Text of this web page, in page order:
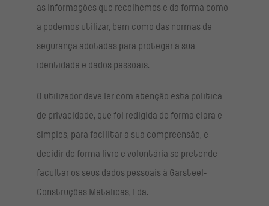
as informações que recolhemos e da forma como
a podemos utilizar, bem como das normas de
segurança adotadas para proteger a sua
identidade e dados pessoais.
O utilizador deve ler com atenção esta política
de privacidade, que foi redigida de forma clara e
simples, para facilitar a sua compreensão, e
decidir de forma livre e voluntária se pretende
facultar os seus dados pessoais à Garsteel-
Construções Metalicas, Lda.